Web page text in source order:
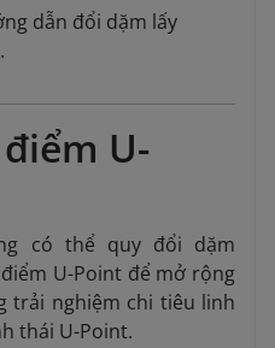
dẫn đổi dặm lấy
.
U-
có thể quy đổi dặm
U-Point để mở rộng
trải nghiệm chi tiêu linh
thái U-Point.